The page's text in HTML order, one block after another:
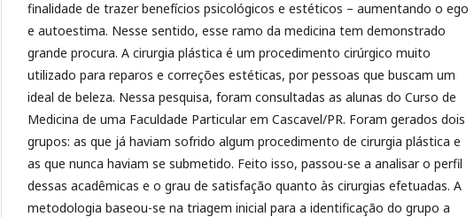
finalidade de trazer benefícios psicológicos e estéticos – aumentando o ego
e autoestima. Nesse sentido, esse ramo da medicina tem demonstrado
grande procura. A cirurgia plástica é um procedimento cirúrgico muito
utilizado para reparos e correções estéticas, por pessoas que buscam um
ideal de beleza. Nessa pesquisa, foram consultadas as alunas do Curso de
Medicina de uma Faculdade Particular em Cascavel/PR. Foram gerados dois
grupos: as que já haviam sofrido algum procedimento de cirurgia plástica e
as que nunca haviam se submetido. Feito isso, passou-se a analisar o perfil
dessas acadêmicas e o grau de satisfação quanto às cirurgias efetuadas. A
metodologia baseou-se na triagem inicial para a identificação do grupo a